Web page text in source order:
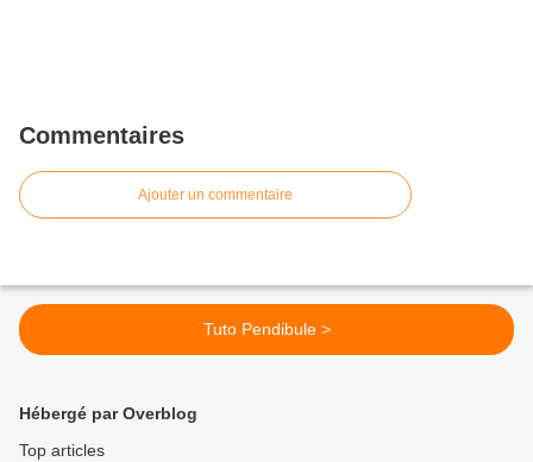
Commentaires
Ajouter un commentaire
Tuto Pendibule >
Hébergé par Overblog
Top articles